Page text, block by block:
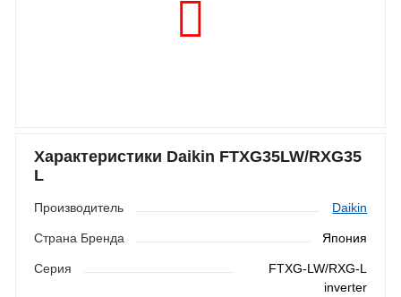
Характеристики Daikin FTXG35LW/RXG35
L
Производитель Daikin
Страна Бренда Япония
Серия
FTXG-LW/RXG-L
inverter